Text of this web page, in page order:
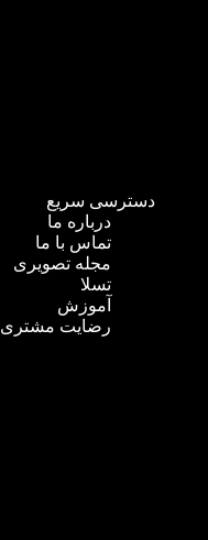
دسترسی سریع
درباره ما
تماس با ما
مجله تصویری
تسلا
آموزش
رضایت مشتری